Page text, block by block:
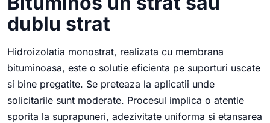
dublu strat
Hidroizolatia monostrat, realizata cu membrana
bituminoasa, este o solutie eficienta pe suporturi uscate
si bine pregatite. Se preteaza la aplicatii unde
solicitarile sunt moderate. Procesul implica o atentie
sporita la suprapuneri, adezivitate uniforma si etansarea